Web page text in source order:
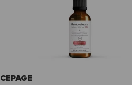
CEPAGE